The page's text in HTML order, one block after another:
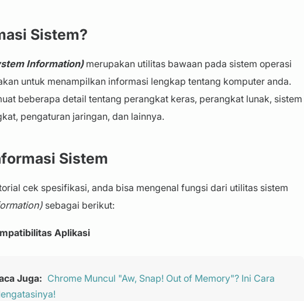
Sistem?
Information)merupakan utilitas bawaan pada sistem operasi
untuk menampilkan informasi lengkap tentang komputer anda.
beberapa detail tentang perangkat keras, perangkat lunak, sistem
pengaturan jaringan, dan lainnya.
Sistem
cek spesifikasi, anda bisa mengenal fungsi dari utilitas sistem
sebagai berikut:
Aplikasi
Juga: Chrome Muncul "Aw, Snap! Out of Memory"? Ini Cara